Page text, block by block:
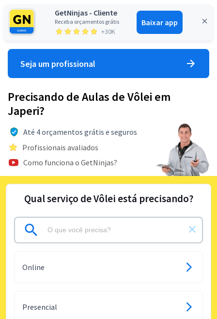
GetNinjas - Cliente
Receba orçamentos grátis
+30K
Baixar app
Entrar
Seja um profissional
Precisando de Aulas de Vôlei em
Japeri?
Até 4 orçamentos grátis e seguros
Profissionais avaliados
Como funciona o GetNinjas?
Qual serviço de Vôlei está precisando?
Online
Presencial